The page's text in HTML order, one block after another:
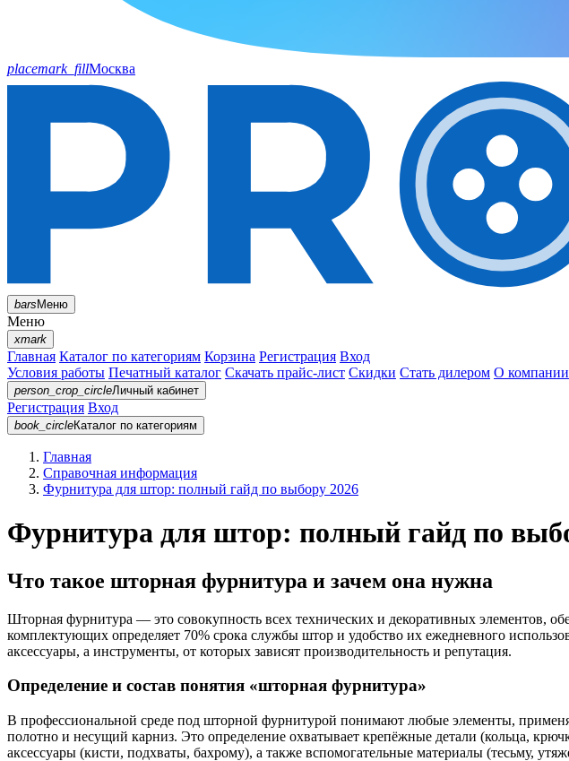
placemark_fillМосква
barsМеню
Меню
xmark
Главная Каталог по категориям Корзина Регистрация Вход
Условия работы Печатный каталог Скачать прайс-лист Скидки Стать дилером О компании
person_crop_circleЛичный кабинет
Регистрация Вход
book_circleКаталог по категориям
Главная
Справочная информация
Фурнитура для штор: полный гайд по выбору 2026
Фурнитура для штор: полный гайд по
Что такое шторная фурнитура и зачем она нужна
Шторная фурнитура — это совокупность всех технических и декоративных
комплектующих определяет 70% срока службы штор и удобство их ежедневного
аксессуары, а инструменты, от которых зависят производительность и репутация.
Определение и состав понятия «шторная фурнитура»
В профессиональной среде под шторной фурнитурой понимают любые элементы,
полотно и несущий карниз. Это определение охватывает крепёжные детали (кольца,
аксессуары (кисти, подхваты, бахрому), а также вспомогательные материалы (тесьму,